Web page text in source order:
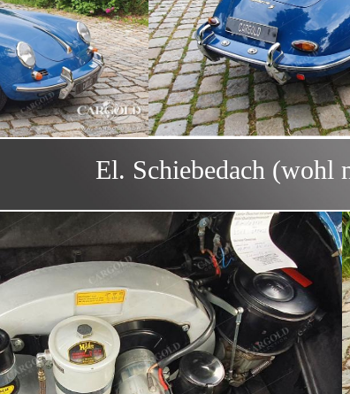
El. Schiebedach (wohl